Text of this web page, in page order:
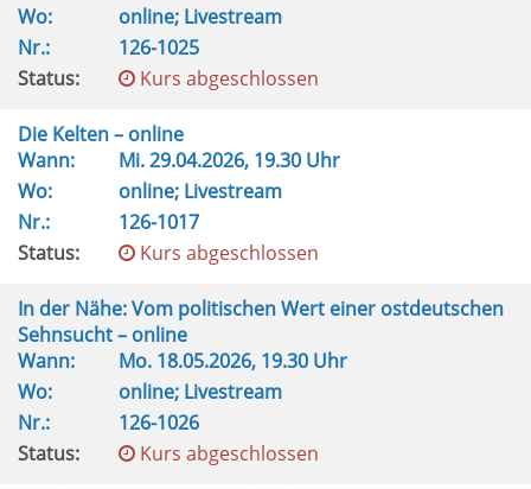
Wo:
online; Livestream
Nr.:
126-1025
Status:
Kurs abgeschlossen
Die Kelten – online
Wann:
Mi.29.04.2026, 19.30 Uhr
Wo:
online; Livestream
Nr.:
126-1017
Status:
Kurs abgeschlossen
In der Nähe: Vom politischen Wert einer ostdeutschen
Sehnsucht – online
Wann:
Mo. 18.05.2026, 19.30 Uhr
Wo:
online; Livestream
Nr.:
126-1026
Status:
Kurs abgeschlossen